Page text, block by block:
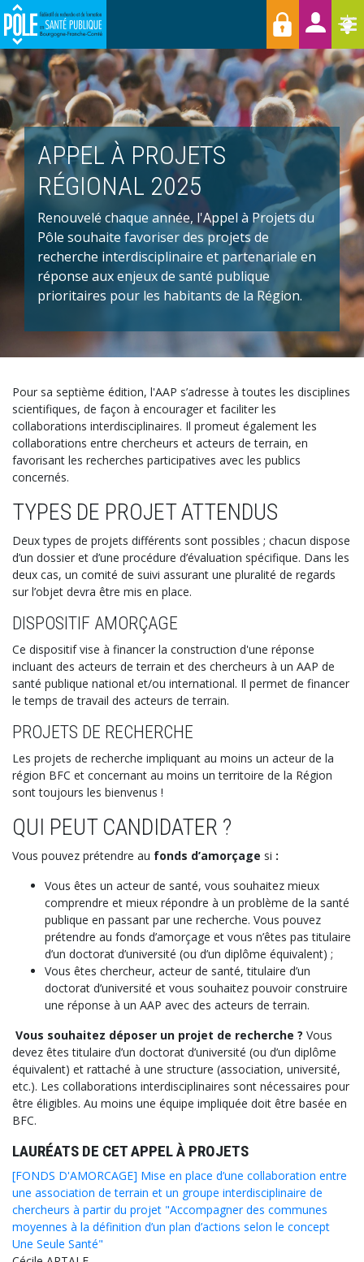
Aller
au
contenu
principal
T
Menu
Raccourcis
APPEL À PROJETS
RÉGIONAL 2025
Renouvelé chaque année, l'Appel à Projets du
Pôle souhaite favoriser des projets de
recherche interdisciplinaire et partenariale en
réponse aux enjeux de santé publique
prioritaires pour les habitants de la Région.
Pour sa septième édition, l'AAP s’adresse à toutes les disciplines
scientifiques, de façon à encourager et faciliter les
collaborations interdisciplinaires. Il promeut également les
collaborations entre chercheurs et acteurs de terrain, en
favorisant les recherches participatives avec les publics
concernés.
TYPES DE PROJET ATTENDUS
Deux types de projets différents sont possibles ; chacun dispose
d’un dossier et d’une procédure d’évaluation spécifique. Dans les
deux cas, un comité de suivi assurant une pluralité de regards
sur l’objet devra être mis en place.
DISPOSITIF AMORÇAGE
Ce dispositif vise à financer la construction d'une réponse
incluant des acteurs de terrain et des chercheurs à un AAP de
santé publique national et/ou international. Il permet de financer
le temps de travail des acteurs de terrain.
PROJETS DE RECHERCHE
Les projets de recherche impliquant au moins un acteur de la
région BFC et concernant au moins un territoire de la Région
sont toujours les bienvenus !
QUI PEUT CANDIDATER ?
Vous pouvez prétendre au fonds d’amorçage si :
Vous êtes un acteur de santé, vous souhaitez mieux
comprendre et mieux répondre à un problème de la santé
publique en passant par une recherche. Vous pouvez
prétendre au fonds d’amorçage et vous n’êtes pas titulaire
d’un doctorat d’université (ou d’un diplôme équivalent) ;
Vous êtes chercheur, acteur de santé, titulaire d’un
doctorat d’université et vous souhaitez pouvoir construire
une réponse à un AAP avec des acteurs de terrain.
Vous souhaitez déposer un projet de recherche ? Vous
devez êtes titulaire d’un doctorat d’université (ou d’un diplôme
équivalent) et rattaché à une structure (association, université,
etc.). Les collaborations interdisciplinaires sont nécessaires pour
être éligibles. Au moins une équipe impliquée doit être basée en
BFC.
LAURÉATS DE CET APPEL À PROJETS
[FONDS D'AMORCAGE] Mise en place d’une collaboration entre
une association de terrain et un groupe interdisciplinaire de
chercheurs à partir du projet "Accompagner des communes
moyennes à la définition d’un plan d’actions selon le concept
Une Seule Santé"